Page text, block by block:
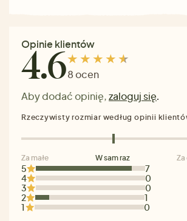
Opinie klientów
4.68 ocen
Aby dodać opinię,zaloguj się.
5
7
4
0
3
0
2
1
1
0
Rzeczywisty rozmiar według opinii
Za małe W sam raz Za